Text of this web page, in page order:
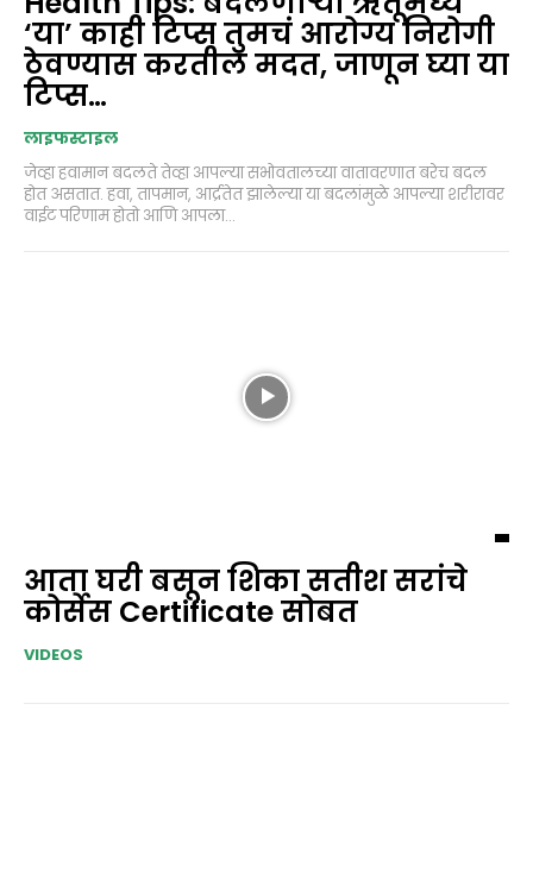
‘या’ काही टिप्स तुमचं आरोग्य निरोगी
ठेवण्यास करतील मदत, जाणून घ्या या
टिप्स…
लाइफस्टाइल
जेव्हा हवामान बदलते तेव्हा आपल्या सभोवतालच्या वातावरणात बरेच बदल
होत असतात. हवा, तापमान, आर्द्रतेत झालेल्या या बदलांमुळे आपल्या शरीरावर
वाईट परिणाम होतो आणि आपला...
आता घरी बसून शिका सतीश सरांचे
कोर्सेस Certificate सोबत
VIDEOS